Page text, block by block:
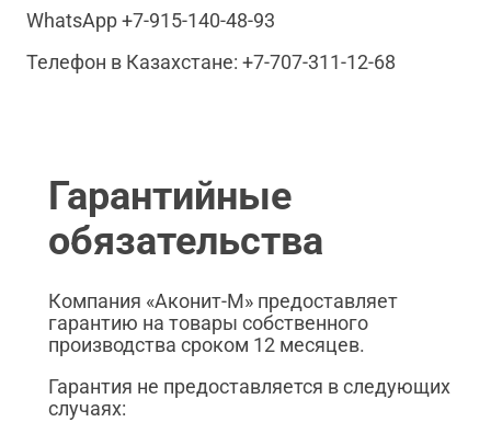
WhatsApp +7-915-140-48-93
Телефон в Казахстане: +7-707-311-12-68
Гарантийные
обязательства
Компания «Аконит-М» предоставляет
гарантию на товары собственного
производства сроком 12 месяцев.
Гарантия не предоставляется в следующих
случаях: